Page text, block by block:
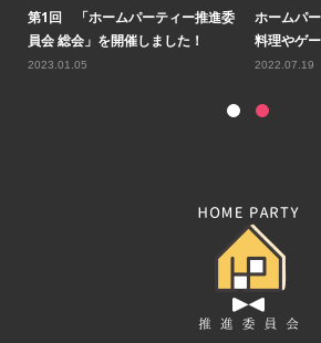
第1回 「ホームパーティー推進委
員会 総会」を開催しました！
2023.01.05
ホームパ
料理やゲ
2022.07.19